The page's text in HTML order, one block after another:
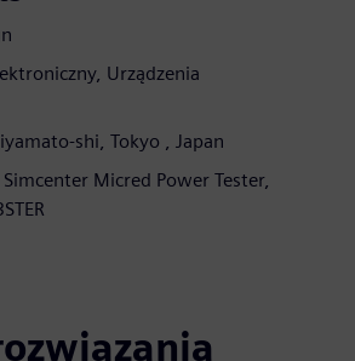
Urządzenia
shi, Tokyo , Japan
Simcenter Micred Power Tester,